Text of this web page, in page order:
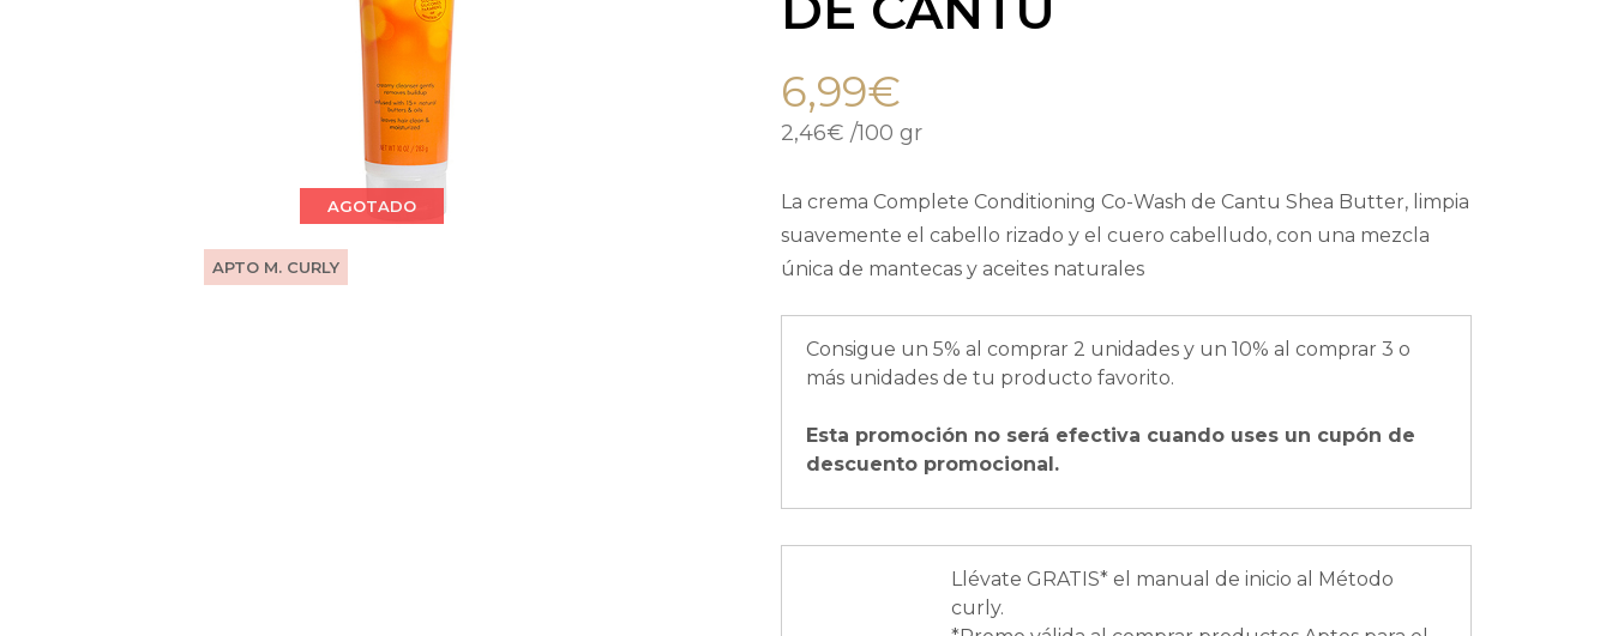
AGOTADO
APTO M. CURLY
6,99€
2,46€ /100 gr
La crema Complete Conditioning Co-Wash de Cantu Shea Butter, limpia
suavemente el cabello rizado y el cuero cabelludo, con una mezcla
única de mantecas y aceites naturales
Consigue un 5% al comprar 2 unidades y un 10% al comprar 3 o
más unidades de tu producto favorito.
Esta promoción no será efectiva cuando uses un cupón de
descuento promocional.
Llévate GRATIS* el manual de inicio al Método
curly.